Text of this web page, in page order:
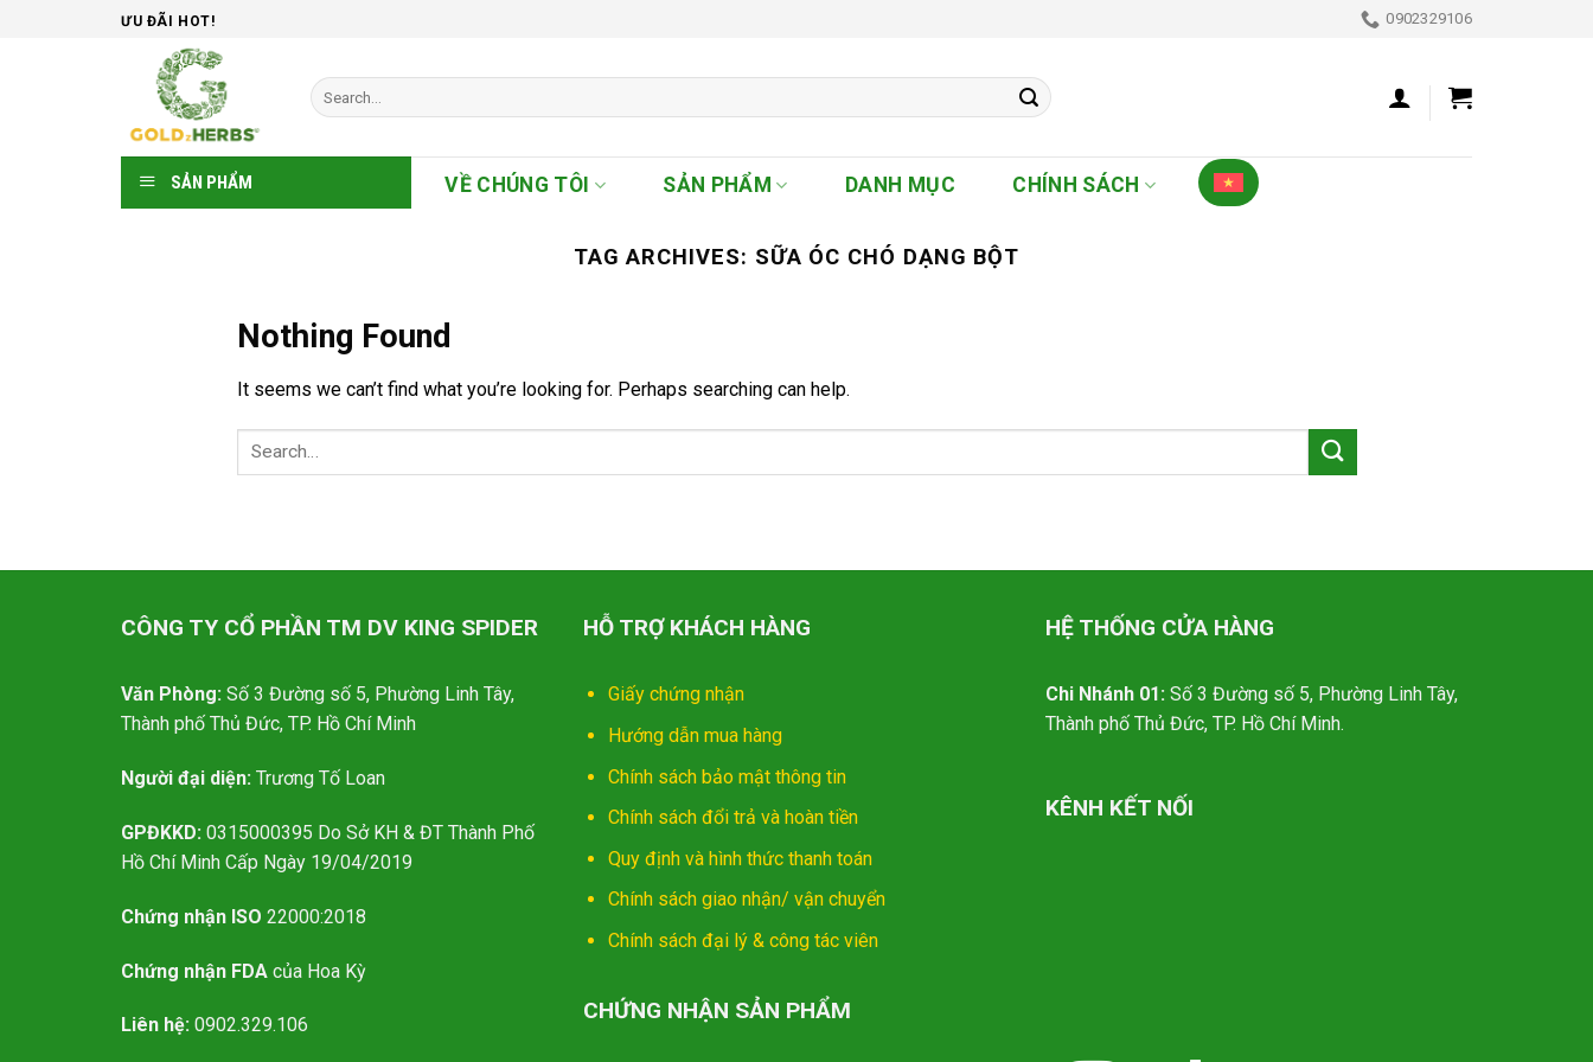
ƯU ĐÃI HOT! 0902329106
Search
for:
SẢN PHẨM VỀ CHÚNG TÔI SẢN PHẨM DANH MỤC CHÍNH SÁCH
TAG ARCHIVES: SỮA ÓC CHÓ DẠNG BỘT
Nothing Found
It seems we can’t find what you’re looking for. Perhaps searching can help.
CÔNG TY CỔ PHẦN TM DV KING SPIDER
Văn Phòng: Số 3 Đường số 5, Phường Linh Tây,
Thành phố Thủ Đức, TP. Hồ Chí Minh
Người đại diện: Trương Tố Loan
GPĐKKD: 0315000395 Do Sở KH & ĐT Thành Phố
Hồ Chí Minh Cấp Ngày 19/04/2019
Chứng nhận ISO 22000:2018
Chứng nhận FDA của Hoa Kỳ
Liên hệ: 0902.329.106
HỖ TRỢ KHÁCH HÀNG
Giấy chứng nhận
Hướng dẫn mua hàng
Chính sách bảo mật thông tin
Chính sách đổi trả và hoàn tiền
Quy định và hình thức thanh toán
Chính sách giao nhận/ vận chuyển
Chính sách đại lý & công tác viên
CHỨNG NHẬN SẢN PHẨM
HỆ THỐNG CỬA HÀNG
Chi Nhánh 01: Số 3 Đường số 5, Phường Linh Tây,
Thành phố Thủ Đức, TP. Hồ Chí Minh.
KÊNH KẾT NỐI